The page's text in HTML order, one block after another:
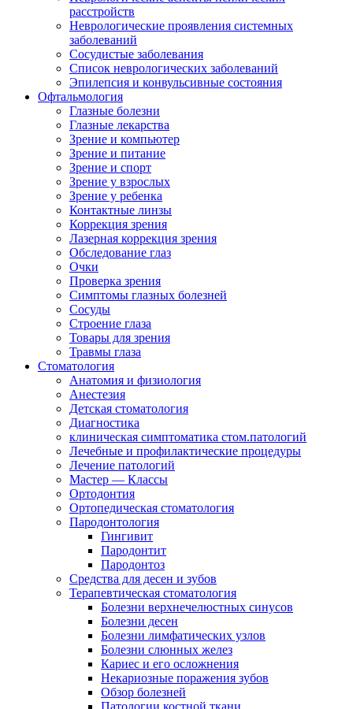
расстройств
Неврологические проявления системных
заболеваний
Сосудистые заболевания
Список неврологических заболеваний
Эпилепсия и конвульсивные состояния
Офтальмология
Глазные болезни
Глазные лекарства
Зрение и компьютер
Зрение и питание
Зрение и спорт
Зрение у взрослых
Зрение у ребенка
Контактные линзы
Коррекция зрения
Лазерная коррекция зрения
Обследование глаз
Очки
Проверка зрения
Симптомы глазных болезней
Сосуды
Строение глаза
Товары для зрения
Травмы глаза
Стоматология
Анатомия и физиология
Анестезия
Детская стоматология
Диагностика
клиническая симптоматика стом.патологий
Лечебные и профилактические процедуры
Лечение патологий
Мастер — Классы
Ортодонтия
Ортопедическая стоматология
Пародонтология
Гингивит
Пародонтит
Пародонтоз
Средства для десен и зубов
Терапевтическая стоматология
Болезни верхнечелюстных синусов
Болезни десен
Болезни лимфатических узлов
Болезни слюнных желез
Кариес и его осложнения
Некариозные поражения зубов
Обзор болезней
Патологии костной ткани